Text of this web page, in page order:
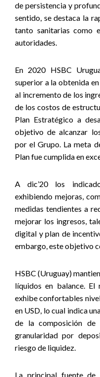
de persistencia y
sentido, se destaca la
tanto sanitarias como
autoridades.
En 2020 HSBC
superior a la obtenida
al incremento de los
de los costos de
Plan Estratégico a
objetivo de alcanzar
por el Grupo. La meta
Plan fue cumplida en
A dic’20 los
exhibiendo mejoras,
medidas tendientes a
mejorar los ingresos,
digital y plan de
embargo, este objetivo
HSBC (Uruguay)
líquidos en balance.
exhibe confortables
en USD, lo cual indica
de la composición de
granularidad por
riesgo de liquidez.
La principal fuente